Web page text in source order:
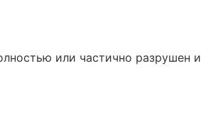
или частично разрушен и